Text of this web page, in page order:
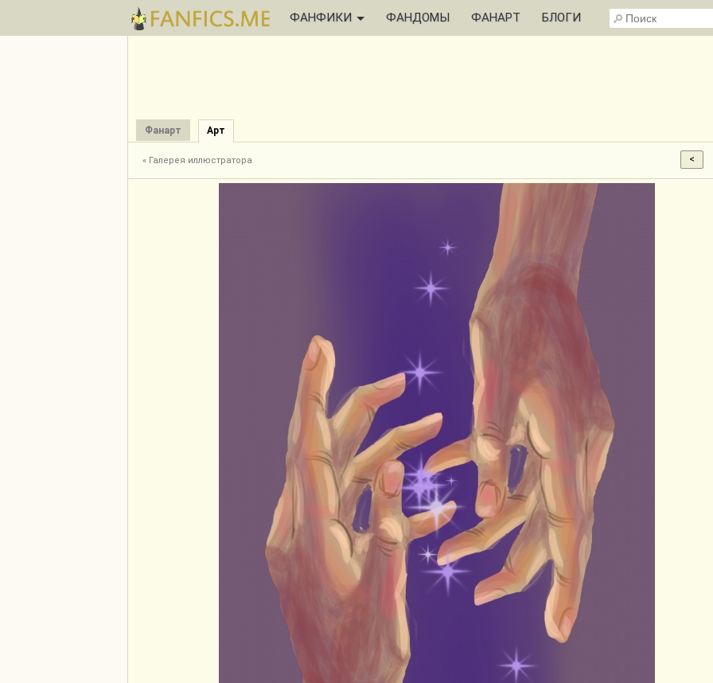
ФАНФИКИ ФАНДОМЫ ФАНАРТ БЛОГИ
Фанарт Арт
« Галерея иллюстратора